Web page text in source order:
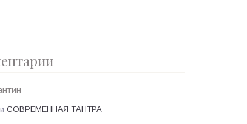
СОВРЕМЕННАЯ ТАНТРА